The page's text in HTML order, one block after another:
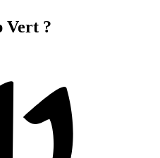
Vert ?